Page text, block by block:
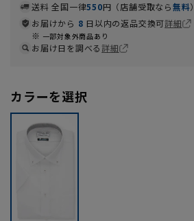
送料 全国一律550円（店舗受取なら無料）
お届けから 8 日以内の返品交換可詳細
一部対象外商品あり
お届け日を調べる詳細
カラーを選択